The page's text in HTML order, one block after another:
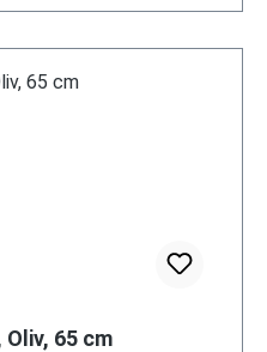
65 cm